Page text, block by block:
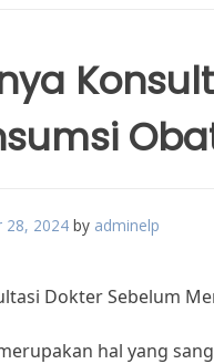
28, 2024 by adminelp
Dokter Sebelum
hal yang